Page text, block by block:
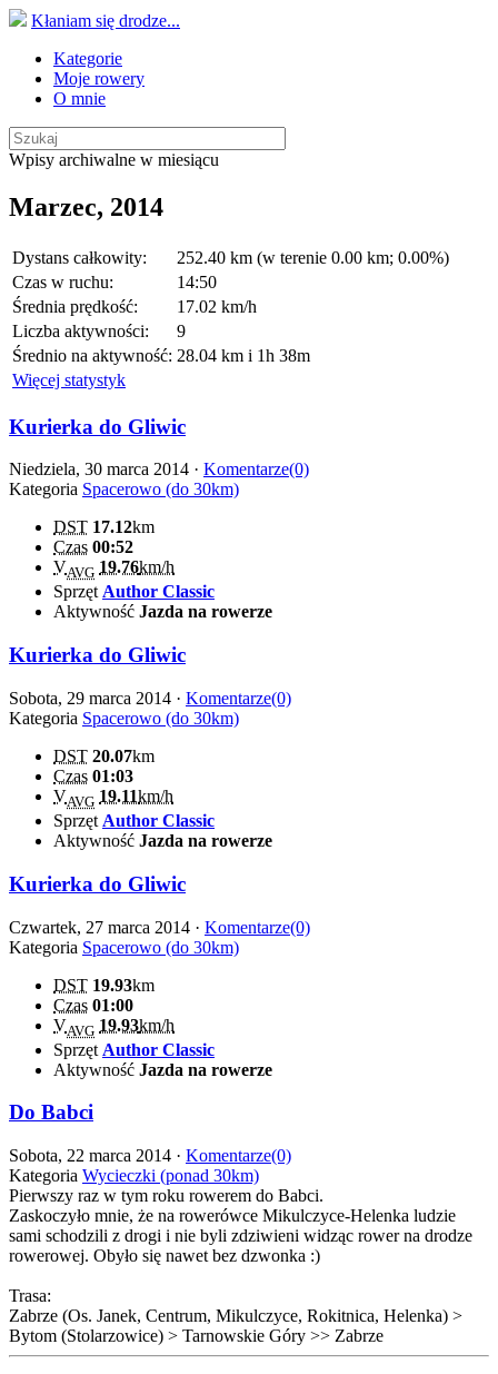
Kłaniam się drodze...
Kategorie
Moje rowery
O mnie
Wpisy archiwalne w miesiącu
Marzec, 2014
Dystans całkowity:
252.40 km (w terenie 0.00 km; 0.00%)
Czas w ruchu:
14:50
Średnia prędkość:
17.02 km/h
Liczba aktywności:
9
Średnio na aktywność: 28.04 km i 1h 38m
Więcej statystyk
Kurierka do Gliwic
Niedziela, 30 marca 2014 · Komentarze(0)
Kategoria Spacerowo (do 30km)
DST 17.12km
Czas 00:52
VAVG 19.76km/h
SprzętAuthor Classic
Aktywność Jazda na rowerze
Kurierka do Gliwic
Sobota, 29 marca 2014 · Komentarze(0)
Kategoria Spacerowo (do 30km)
DST 20.07km
Czas 01:03
VAVG 19.11km/h
Sprzęt Author Classic
Aktywność Jazda na rowerze
Kurierka do Gliwic
Czwartek, 27 marca 2014 · Komentarze(0)
Kategoria Spacerowo (do 30km)
DST 19.93km
Czas 01:00
VAVG 19.93km/h
Sprzęt Author Classic
Aktywność Jazda na rowerze
Do Babci
Sobota, 22 marca 2014 · Komentarze(0)
Kategoria Wycieczki (ponad 30km)
Pierwszy raz w tym roku rowerem do Babci.
Zaskoczyło mnie, że na rowerówce Mikulczyce-Helenka ludzie
sami schodzili z drogi i nie byli zdziwieni widząc rower na drodze
rowerowej. Obyło się nawet bez dzwonka :)
Trasa:
Zabrze (Os. Janek, Centrum, Mikulczyce, Rokitnica, Helenka) >
Bytom (Stolarzowice) > Tarnowskie Góry >> Zabrze